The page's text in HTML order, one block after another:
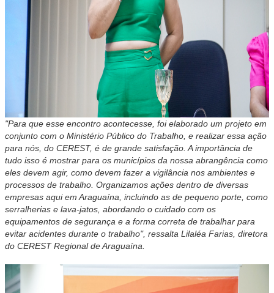
"Para que esse encontro acontecesse, foi elaborado um projeto em
conjunto com o Ministério Público do Trabalho, e realizar essa ação
para nós, do CEREST, é de grande satisfação. A importância de
tudo isso é mostrar para os municípios da nossa abrangência como
eles devem agir, como devem fazer a vigilância nos ambientes e
processos de trabalho. Organizamos ações dentro de diversas
empresas aqui em Araguaína, incluindo as de pequeno porte, como
serralherias e lava-jatos, abordando o cuidado com os
equipamentos de segurança e a forma correta de trabalhar para
evitar acidentes durante o trabalho", ressalta Lilaléa Farias, diretora
do CEREST Regional de Araguaína.